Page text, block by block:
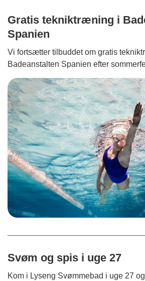
Gratis tekniktræning i
Spanien
Vi fortsætter tilbuddet om gratis
Badeanstalten Spanien efter
Svøm og spis i uge 27
Kom i Lyseng Svømmebad i uge 27